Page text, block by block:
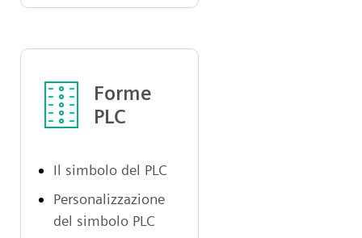
Forme
PLC
Il simbolo del PLC
Personalizzazione
del simbolo PLC